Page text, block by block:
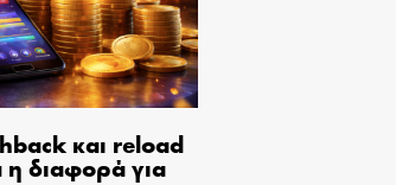
και reload
διαφορά για